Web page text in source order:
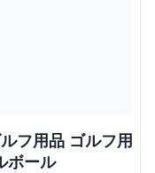
フ用品 ゴルフ用
ボール